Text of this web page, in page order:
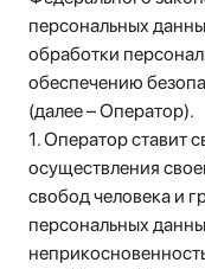
персональных
обработки
обеспечению
(далее – Оператор).
1. Оператор ставит
осуществления
свобод человека и
персональных